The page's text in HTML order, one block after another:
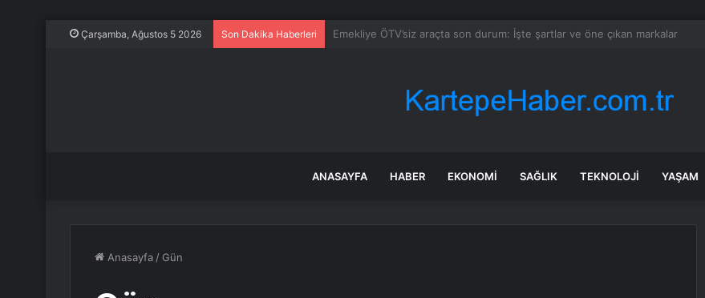
Çarşamba, Ağustos 5 2026 Son Dakika Haberleri ABD ordusu resmi siteden paylaştı, ekrandaki kelime interneti ayağa kaldırdı
ANASAYFA HABER EKONOMI SAĞLIK TEKNOLOJI YAŞAM
Anasayfa / Gün